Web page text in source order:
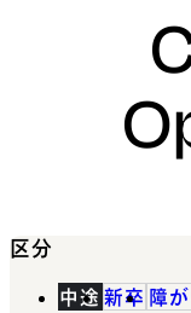
区分
中途 新卒 障